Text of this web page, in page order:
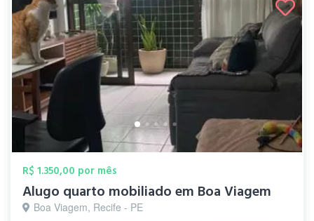
R$ 1.350,00 por mês
Alugo quarto mobiliado em Boa Viagem
Boa Viagem, Recife - PE